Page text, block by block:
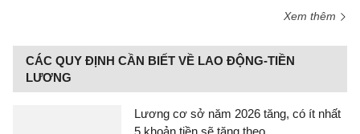
Xem thêm
CÁC QUY ĐỊNH CẦN BIẾT VỀ LAO ĐỘNG-TIỀN
LƯƠNG
Lương cơ sở năm 2026 tăng, có ít nhất
5 khoản tiền sẽ tăng theo